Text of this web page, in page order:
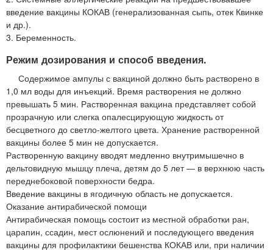
введение вакцины КОКАВ (генерализованная сыпь, отек Квинке
и др.).
3. Беременность.
Режим дозирования и способ введения.
Содержимое ампулы с вакциной должно быть растворено в
1,0 мл воды для инъекций. Время растворения не должно
превышать 5 мин. Растворенная вакцина представляет собой
прозрачную или слегка опалесцирующую жидкость от
бесцветного до светло-желтого цвета. Хранение растворенной
вакцины более 5 мин не допускается.
Растворенную вакцину вводят медленно внутримышечно в
дельтовидную мышцу плеча, детям до 5 лет — в верхнюю часть
переднебоковой поверхности бедра.
Введение вакцины в ягодичную область не допускается.
Оказание антирабической помощи
Антирабическая помощь состоит из местной обработки ран,
царапин, ссадин, мест ослюнений и последующего введения
вакцины для профилактики бешенства КОКАВ или, при наличии